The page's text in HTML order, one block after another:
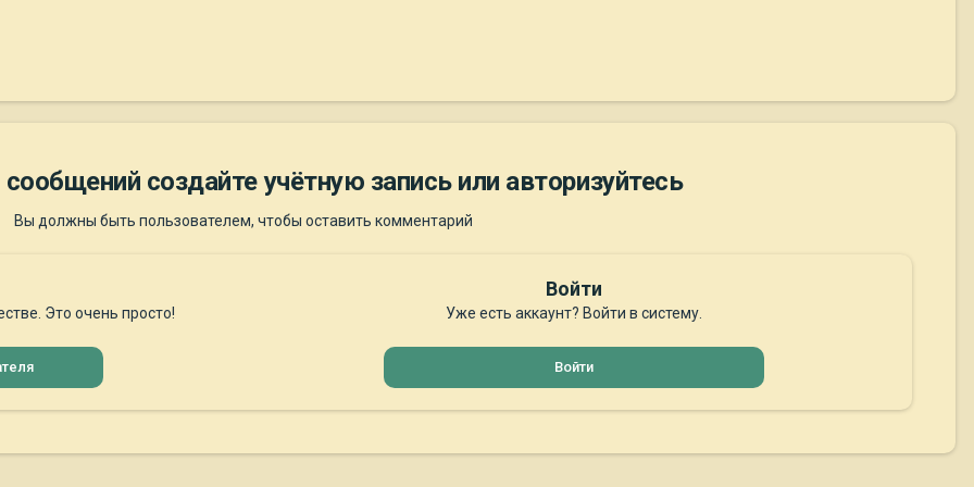
создайте учётную запись или авторизуйтесь
Вы должны быть пользователем, чтобы оставить комментарий
Это очень просто!
Войти
Уже есть аккаунт? Войти в систему.
Войти